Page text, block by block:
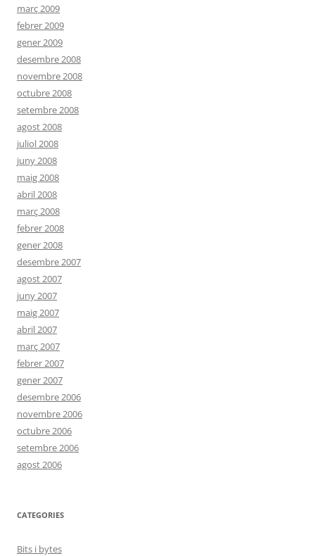
març 2009
febrer 2009
gener 2009
desembre 2008
novembre 2008
octubre 2008
setembre 2008
agost 2008
juliol 2008
juny 2008
maig 2008
abril 2008
març 2008
febrer 2008
gener 2008
desembre 2007
agost 2007
juny 2007
maig 2007
abril 2007
març 2007
febrer 2007
gener 2007
desembre 2006
novembre 2006
octubre 2006
setembre 2006
agost 2006
CATEGORIES
Bits i bytes